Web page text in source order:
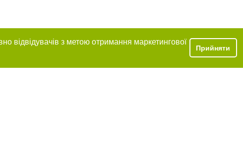
відвідувачів з метою отримання маркетингової
Прийняти